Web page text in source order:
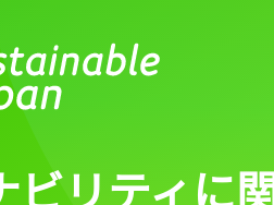
ビリティに